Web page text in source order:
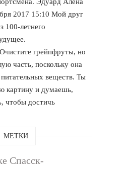
2017 15:10 Мой друг
100-летнего
грейпфруты, но
часть, поскольку она
веществ. Ты
картину и думаешь,
чтобы достичь
МЕТКИ
Спасск-